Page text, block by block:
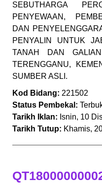
SEBUTHARGA
PENYEWAAN,
DAN
PENYALIN UNTUK
TANAH DAN
TERENGGANU,
SUMBER ASLI.
Kod Bidang: 221502
Status Pembekal:
Tarikh Iklan: Isnin, 10
Tarikh Tutup: Khamis,